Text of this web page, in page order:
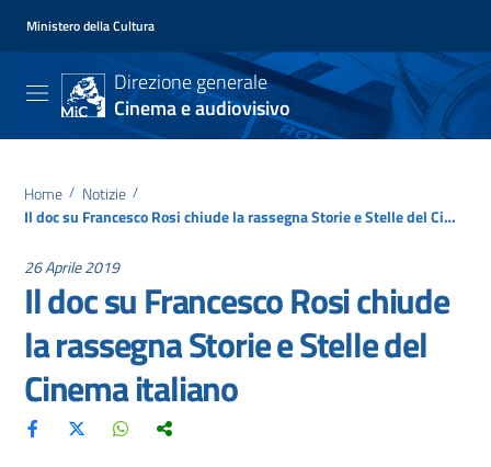
Ministero della Cultura
Direzione generale
Cinema e audiovisivo
Home / Notizie /
Il doc su Francesco Rosi chiude la rassegna Storie e Stelle del Cinema italiano
26 Aprile 2019
Il doc su Francesco Rosi chiude
la rassegna Storie e Stelle del
Cinema italiano